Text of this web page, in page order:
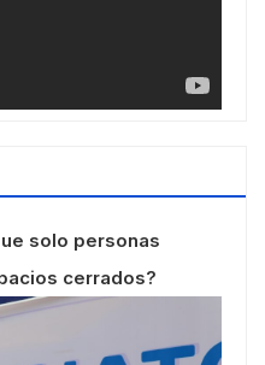
solo personas
cerrados?